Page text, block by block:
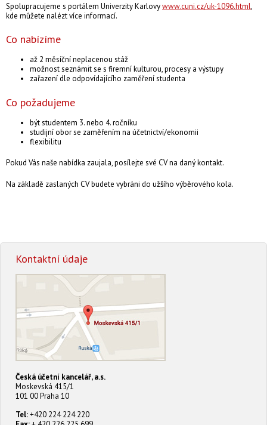
NOVINKY Z DANÍ
CENÍK
Spolupracujeme s portálem Univerzity Karlovywww.cuni.cz/uk-1096.html,
kde můžete nalézt více informací.
Co nabízíme
až 2 měsíční neplacenou stáž
možnost seznámit se s firemní kulturou, procesy a výstupy
zařazení dle odpovídajícího zaměření studenta
Co požadujeme
být studentem 3. nebo 4. ročníku
studijní obor se zaměřením na účetnictví/ekonomii
flexibilitu
Pokud Vás naše nabídka zaujala, posílejte své CV na daný kontakt.
Na základě zaslaných CV budete vybráni do užšího výběrového kola.
Kontaktní údaje
Česká účetní kancelář, a.s.
Moskevská 415/1
101 00 Praha 10
Tel:+420 224 224 220